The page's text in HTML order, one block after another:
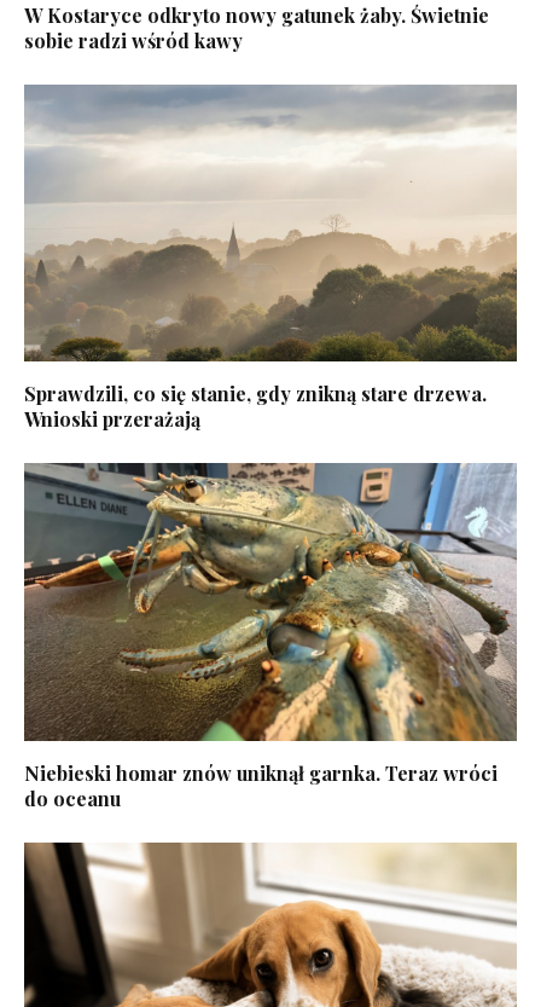
W Kostaryce odkryto nowy gatunek żaby. Świetnie
sobie radzi wśród kawy
Sprawdzili, co się stanie, gdy znikną stare drzewa.
Wnioski przerażają
Niebieski homar znów uniknął garnka. Teraz wróci
do oceanu